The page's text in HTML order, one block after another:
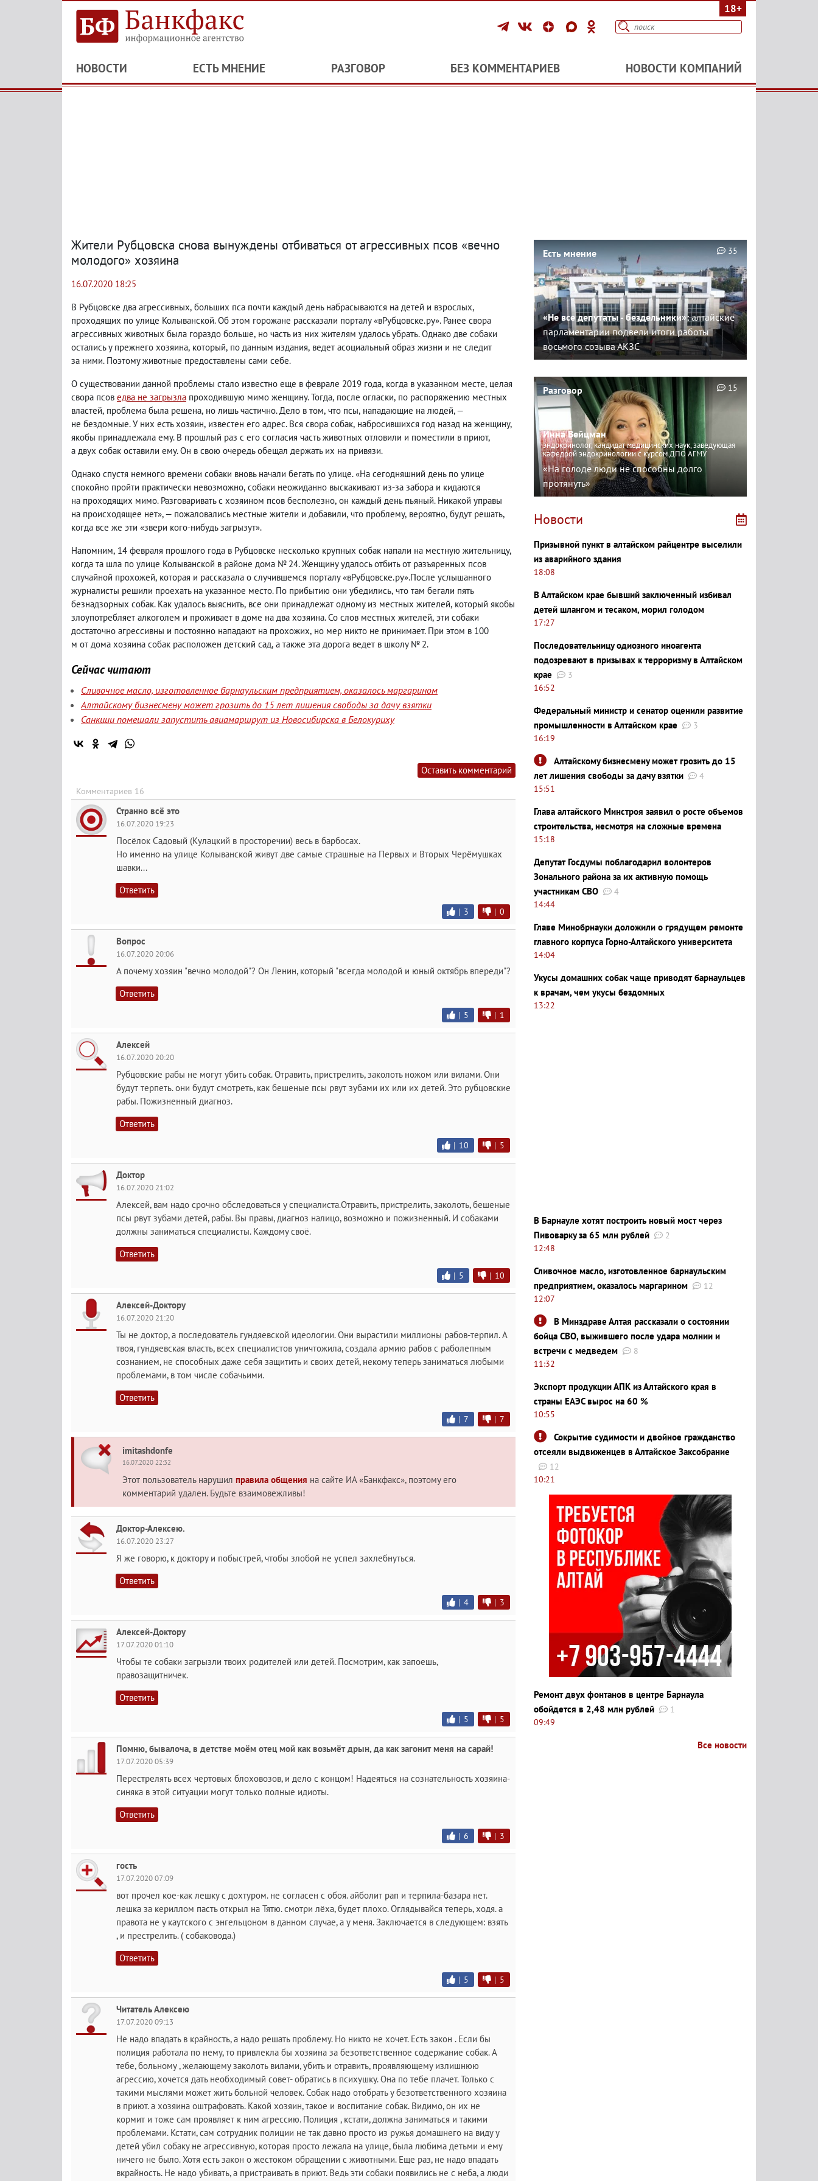
18+
НОВОСТИ ЕСТЬ МНЕНИЕ РАЗГОВОР БЕЗ КОММЕНТАРИЕВ НОВОСТИ КОМПАНИЙ
Жители Рубцовска снова вынуждены отбиваться от агрессивных псов «вечно
молодого» хозяина
16.07.2020 18:25
В Рубцовске два агрессивных, больших пса почти каждый день набрасываются на детей и взрослых,
проходящих по улице Колыванской. Об этом горожане рассказали порталу «вРубцовске.ру». Ранее свора
агрессивных животных была гораздо больше, но часть из них жителям удалось убрать. Однако две собаки
остались у прежнего хозяина, который, по данным издания, ведет асоциальный образ жизни и не следит
за ними. Поэтому животные предоставлены сами себе.
О существовании данной проблемы стало известно еще в феврале 2019 года, когда в указанном месте, целая
свора псов едва не загрызла проходившую мимо женщину. Тогда, после огласки, по распоряжению местных
властей, проблема была решена, но лишь частично. Дело в том, что псы, нападающие на людей, —
не бездомные. У них есть хозяин, известен его адрес. Вся свора собак, набросившихся год назад на женщину,
якобы принадлежала ему. В прошлый раз с его согласия часть животных отловили и поместили в приют,
а двух собак оставили ему. Он в свою очередь обещал держать их на привязи.
Однако спустя немного времени собаки вновь начали бегать по улице. «На сегодняшний день по улице
спокойно пройти практически невозможно, собаки неожиданно выскакивают из-за забора и кидаются
на проходящих мимо. Разговаривать с хозяином псов бесполезно, он каждый день пьяный. Никакой управы
на происходящее нет», — пожаловались местные жители и добавили, что проблему, вероятно, будут решать,
когда все же эти «звери кого-нибудь загрызут».
Напомним, 14 февраля прошлого года в Рубцовске несколько крупных собак напали на местную жительницу,
когда та шла по улице Колыванской в районе дома № 24. Женщину удалось отбить от разъяренных псов
случайной прохожей, которая и рассказала о случившемся порталу «вРубцовске.ру».После услышанного
журналисты решили проехать на указанное место. По прибытию они убедились, что там бегали пять
безнадзорных собак. Как удалось выяснить, все они принадлежат одному из местных жителей, который якобы
злоупотребляет алкоголем и проживает в доме на два хозяина. Со слов местных жителей, эти собаки
достаточно агрессивны и постоянно нападают на прохожих, но мер никто не принимает. При этом в 100
м от дома хозяина собак расположен детский сад, а также эта дорога ведет в школу № 2.
Сейчас читают
Сливочное масло, изготовленное барнаульским предприятием, оказалось маргарином
Алтайскому бизнесмену может грозить до 15 лет лишения свободы за дачу взятки
Санкции помешали запустить авиамаршрут из Новосибирска в Белокуриху
Оставить комментарий
Комментариев 16
Странно всё это
16.07.2020 19:23
Посёлок Садовый (Кулацкий в просторечии) весь в барбосах.
Но именно на улице Колыванской живут две самые страшные на Первых и Вторых Черёмушках
шавки...
Ответить
| 3 | 0
Вопрос
16.07.2020 20:06
А почему хозяин "вечно молодой"? Он Ленин, который "всегда молодой и юный октябрь впереди"?
Ответить
| 5 | 1
Алексей
16.07.2020 20:20
Рубцовские рабы не могут убить собак. Отравить, пристрелить, заколоть ножом или вилами. Они
будут терпеть. они будут смотреть, как бешеные псы рвут зубами их или их детей. Это рубцовские
рабы. Пожизненный диагноз.
Ответить
| 10 | 5
Доктор
16.07.2020 21:02
Алексей, вам надо срочно обследоваться у специалиста.Отравить, пристрелить, заколоть, бешеные
псы рвут зубами детей, рабы. Вы правы, диагноз налицо, возможно и пожизненный. И собаками
должны заниматься специалисты. Каждому своё.
Ответить
| 5 | 10
Алексей-Доктору
16.07.2020 21:20
Ты не доктор, а последователь гундяевской идеологии. Они вырастили миллионы рабов-терпил. А
твоя, гундяевская власть, всех специалистов уничтожила, создала армию рабов с раболепным
сознанием, не способных даже себя защитить и своих детей, некому теперь заниматься любыми
проблемами, в том числе собачьими.
Ответить
| 7 | 7
imitashdonfe
16.07.2020 22:32
Этот пользователь нарушил правила общения на сайте ИА «Банкфакс», поэтому его
комментарий удален. Будьте взаимовежливы!
Доктор-Алексею.
16.07.2020 23:27
Я же говорю, к доктору и побыстрей, чтобы злобой не успел захлебнуться.
Ответить
| 4 | 3
Алексей-Доктору
17.07.2020 01:10
Чтобы те собаки загрызли твоих родителей или детей. Посмотрим, как запоешь,
правозащитничек.
Ответить
| 5 | 5
Помню, бывалоча, в детстве моём отец мой как возьмёт дрын, да как загонит меня на сарай!
17.07.2020 05:39
Перестрелять всех чертовых блоховозов, и дело с концом! Надеяться на сознательность хозяина-
синяка в этой ситуации могут только полные идиоты.
Ответить
| 6 | 3
гость
17.07.2020 07:09
вот прочел кое-как лешку с дохтуром. не согласен с обоя. айболит рап и терпила-базара нет.
лешка за кериллом пасть открыл на Тятю. смотри лёха, будет плохо. Оглядывайся теперь, ходя. а
правота не у каутского с энгельцоном в данном случае, а у меня. Заключается в следующем: взять
, и престрелить. ( собаковода.)
Ответить
| 5 | 5
Читатель Алексею
17.07.2020 09:13
Не надо впадать в крайность, а надо решать проблему. Но никто не хочет. Есть закон . Если бы
полиция работала по нему, то привлекла бы хозяина за безответственное содержание собак. А
тебе, больному , желающему заколоть вилами, убить и отравить, проявляющему излишнюю
агрессию, хочется дать необходимый совет- обратись в психушку. Она по тебе плачет. Только с
такими мыслями может жить больной человек. Собак надо отобрать у безответственного хозяина
в приют. а хозяина оштрафовать. Какой хозяин, такое и воспитание собак. Видимо, он их не
кормит и тоже сам проявляет к ним агрессию. Полиция , кстати, должна заниматься и такими
проблемами. Кстати, сам сотрудник полиции не так давно просто из ружья домашнего на виду у
детей убил собаку не агрессивную, которая просто лежала на улице, была любима детьми и ему
ничего не было. Хотя есть закон о жестоком обращении с животными. Еще раз, не надо впадать
вкрайность. Не надо убивать, а пристраивать в приют. Ведь эти собаки появились не с неба, а люди
Есть мнение
«Не все депутаты - бездельники»:алтайские
парламентарии подвели итоги работы
восьмого созыва АКЗС
35
Разговор
Инна Вейцман
эндокринолог, кандидат медицинских наук, заведующая
кафедрой эндокринологии с курсом ДПО АГМУ
«На голоде люди не способны долго
протянуть»
15
Новости
Призывной пункт в алтайском райцентре выселили
из аварийного здания
18:08
В Алтайском крае бывший заключенный избивал
детей шлангом и тесаком, морил голодом
17:27
Последовательницу одиозного иноагента
подозревают в призывах к терроризму в Алтайском
крае
3
16:52
Федеральный министр и сенатор оценили развитие
промышленности в Алтайском крае
3
16:19
Алтайскому бизнесмену может грозить до 15
лет лишения свободы за дачу взятки
4
15:51
Глава алтайского Минстроя заявил о росте объемов
строительства, несмотря на сложные времена
15:18
Депутат Госдумы поблагодарил волонтеров
Зонального района за их активную помощь
участникам СВО
4
14:44
Главе Минобрнауки доложили о грядущем ремонте
главного корпуса Горно-Алтайского университета
14:04
Укусы домашних собак чаще приводят барнаульцев
к врачам, чем укусы бездомных
13:22
В Барнауле хотят построить новый мост через
Пивоварку за 65 млн рублей
2
12:48
Сливочное масло, изготовленное барнаульским
предприятием, оказалось маргарином
12
12:07
В Минздраве Алтая рассказали о состоянии
бойца СВО, выжившего после удара молнии и
встречи с медведем
8
11:32
Экспорт продукции АПК из Алтайского края в
страны ЕАЭС вырос на 60 %
10:55
Сокрытие судимости и двойное гражданство
отсеяли выдвиженцев в Алтайское Заксобрание
12
10:21
Ремонт двух фонтанов в центре Барнаула
обойдется в 2,48 млн рублей
1
09:49
Все новости